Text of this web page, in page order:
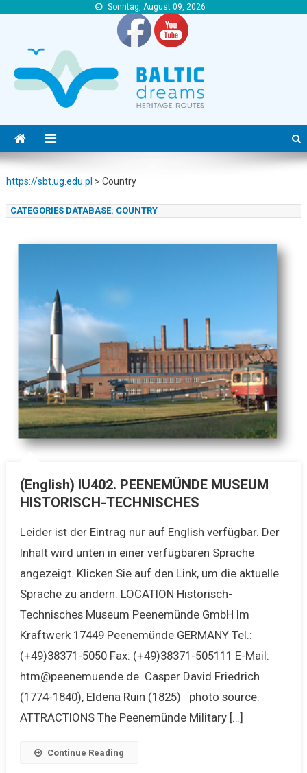
Sonntag, August 09, 2026
https://sbt.ug.edu.pl > Country
CATEGORIES DATABASE: COUNTRY
(English) IU402. PEENEMÜNDE MUSEUM
HISTORISCH-TECHNISCHES
Leider ist der Eintrag nur auf English verfügbar. Der
Inhalt wird unten in einer verfügbaren Sprache
angezeigt. Klicken Sie auf den Link, um die aktuelle
Sprache zu ändern. LOCATION Historisch-
Technisches Museum Peenemünde GmbH Im
Kraftwerk 17449 Peenemünde GERMANY Tel.:
(+49)38371-5050 Fax: (+49)38371-505111 E-Mail:
htm@peenemuende.de Casper David Friedrich
(1774-1840), Eldena Ruin (1825) photo source:
ATTRACTIONS The Peenemünde Military […]
Continue Reading